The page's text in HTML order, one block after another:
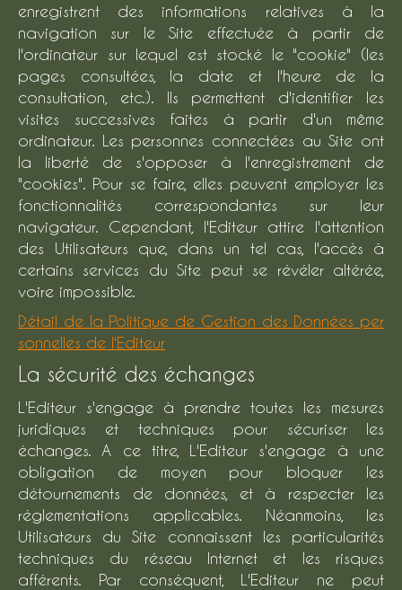
enregistrent des informations relatives à la
navigation sur le Site effectuée à partir de
l'ordinateur sur lequel est stocké le "cookie" (les
pages consultées, la date et l'heure de la
consultation, etc.). Ils permettent d'identifier les
visites successives faites à partir d'un même
ordinateur. Les personnes connectées au Site ont
la liberté de s'opposer à l'enregistrement de
"cookies". Pour se faire, elles peuvent employer les
fonctionnalités correspondantes sur leur
navigateur. Cependant, l'Editeur attire l'attention
des Utilisateurs que, dans un tel cas, l'accès à
certains services du Site peut se révéler altérée,
voire impossible.
Détail de la Politique de Gestion des Données per
sonnelles de l'Editeur
La sécurité des échanges
L'Editeur s'engage à prendre toutes les mesures
juridiques et techniques pour sécuriser les
échanges. A ce titre, L'Editeur s'engage à une
obligation de moyen pour bloquer les
détournements de données, et à respecter les
réglementations applicables. Néanmoins, les
Utilisateurs du Site connaissent les particularités
techniques du réseau Internet et les risques
afférents. Par conséquent, L'Editeur ne peut